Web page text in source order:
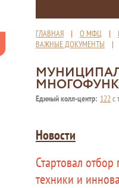
ГЛАВНАЯ | О МФЦ |
ВАЖНЫЕ ДОКУМЕНТЫ
Единый колл-центр: 122с
Новости
Стартовал
техники и